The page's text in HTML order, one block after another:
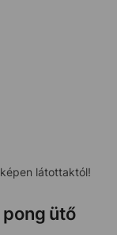
látottaktól!
ütő